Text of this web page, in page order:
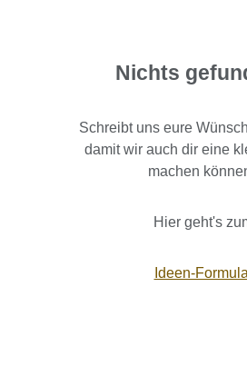
Nichts
Schreibt uns eure
damit wir auch dir eine
machen
Hier geht's
Ideen-